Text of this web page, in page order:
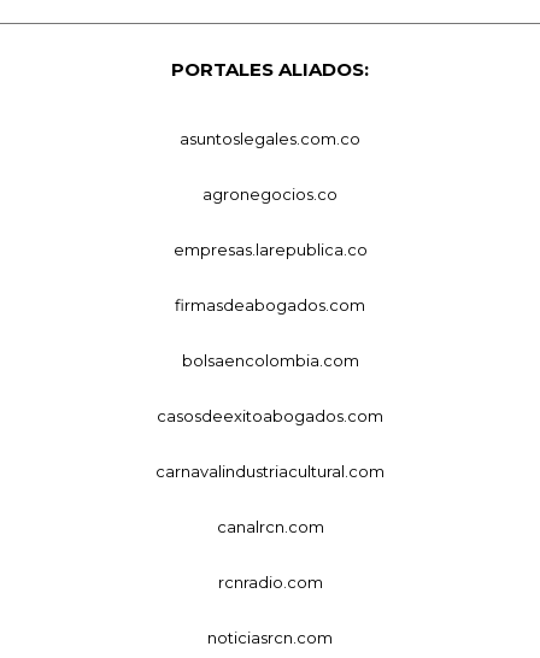
PORTALES ALIADOS:
asuntoslegales.com.co
agronegocios.co
empresas.larepublica.co
firmasdeabogados.com
bolsaencolombia.com
casosdeexitoabogados.com
carnavalindustriacultural.com
canalrcn.com
rcnradio.com
noticiasrcn.com